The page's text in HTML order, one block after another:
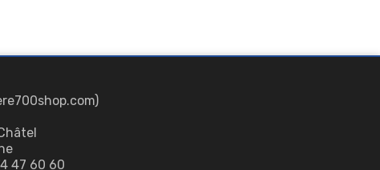
47 60 60